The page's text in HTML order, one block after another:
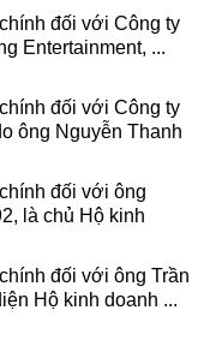
đối với Công ty
Entertainment, ...
đối với Công ty
ông Nguyễn Thanh
đối với ông
là chủ Hộ kinh
đối với ông Trần
Hộ kinh doanh ...